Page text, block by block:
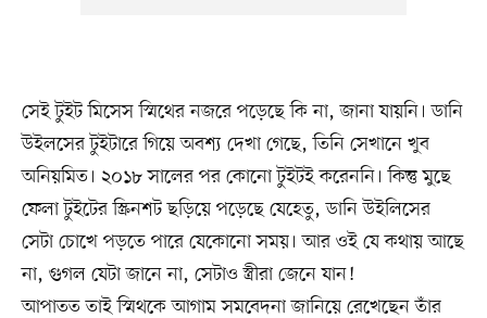
সেই টুইট মিসেস স্মিথের নজরে পড়েছে কি না, জানা যায়নি। ডানি
উইলসের টুইটারে গিয়ে অবশ্য দেখা গেছে, তিনি সেখানে খুব
অনিয়মিত। ২০১৮ সালের পর কোনো টুইটই করেননি। কিন্তু মুছে
ফেলা টুইটের স্ক্রিনশট ছড়িয়ে পড়েছে যেহেতু, ডানি উইলিসের
সেটা চোখে পড়তে পারে যেকোনো সময়। আর ওই যে কথায় আছে
না, গুগল যেটা জানে না, সেটাও স্ত্রীরা জেনে যান!
আপাতত তাই স্মিথকে আগাম সমবেদনা জানিয়ে রেখেছেন তাঁর